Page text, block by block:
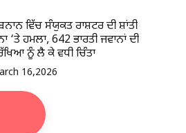
ਵਿੱਚ ਸੰਯੁਕਤ ਰਾਸ਼ਟਰ ਦੀ ਸ਼ਾਂਤੀ
‘ਤੇ ਹਮਲਾ, 642 ਭਾਰਤੀ ਜਵਾਨਾਂ ਦੀ
ਨੂੰ ਲੈ ਕੇ ਵਧੀ ਚਿੰਤਾ
16,2026